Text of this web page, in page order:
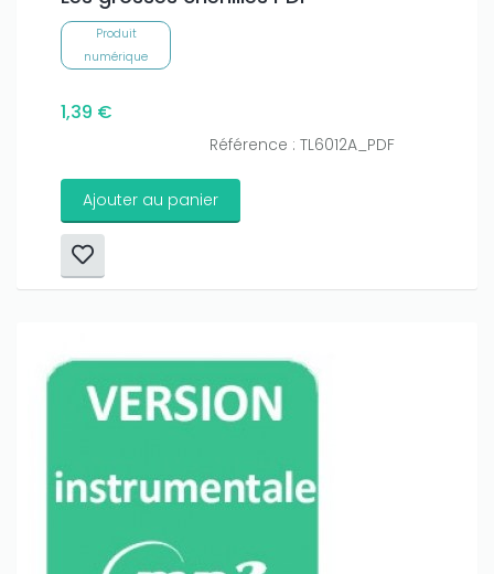
Produit
numérique
1,39 €
Référence : TL6012A_PDF
Ajouter au panier